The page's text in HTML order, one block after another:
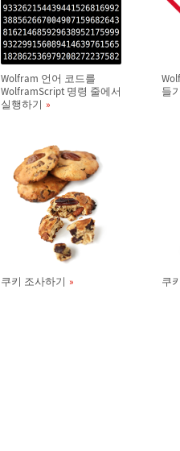
Wolfram 언어 코드를
WolframScript 명령 줄에서
실행하기
들
쿠키 조사하기 쿠